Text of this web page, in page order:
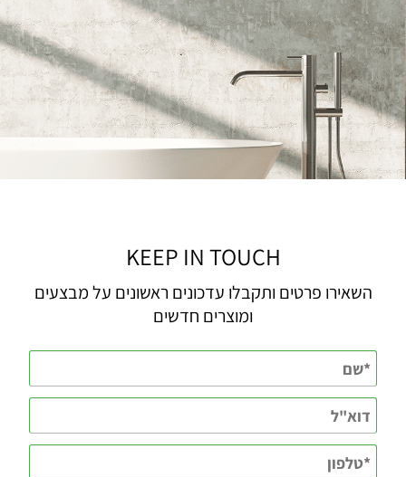
KEEP IN TOUCH
השאירו פרטים ותקבלו עדכונים ראשונים על מבצעים
ומוצרים חדשים